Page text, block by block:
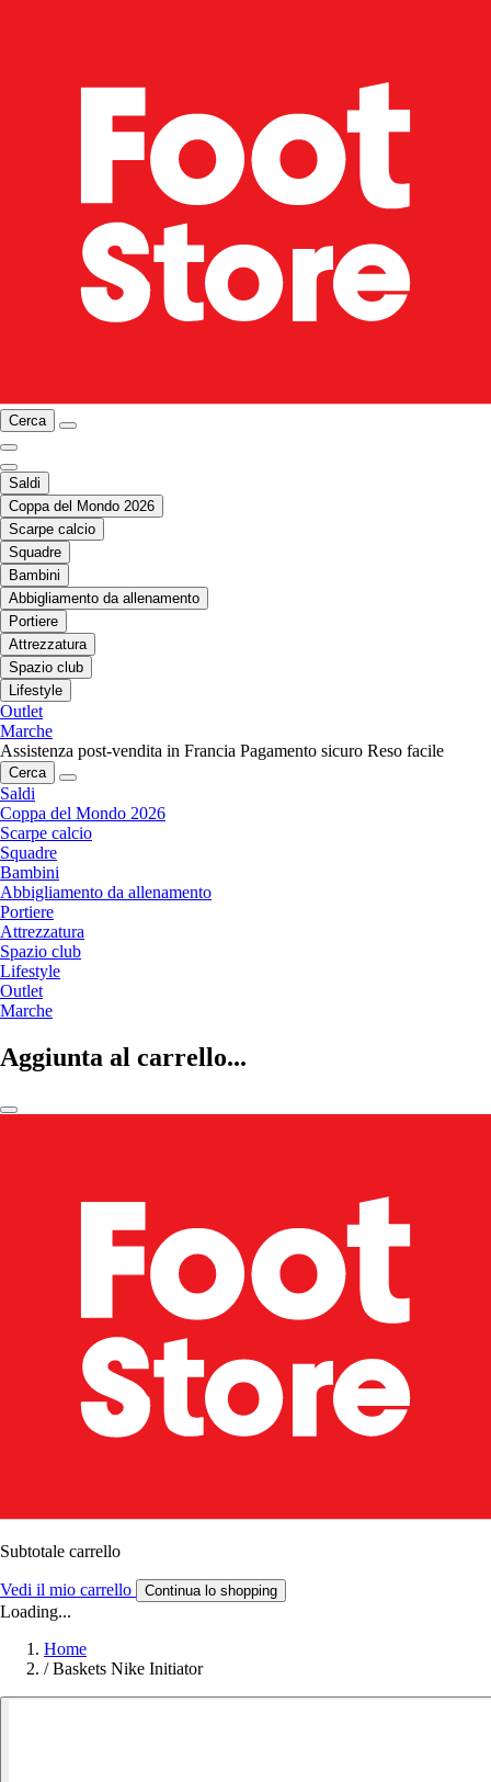
Cerca
Saldi
Coppa del Mondo 2026
Scarpe calcio
Squadre
Bambini
Abbigliamento da allenamento
Portiere
Attrezzatura
Spazio club
Lifestyle
Outlet
Marche
Assistenza post-vendita in Francia Pagamento sicuro Reso facile
Cerca
Saldi
Coppa del Mondo 2026
Scarpe calcio
Squadre
Bambini
Abbigliamento da allenamento
Portiere
Attrezzatura
Spazio club
Lifestyle
Outlet
Marche
Aggiunta al carrello...
Subtotale carrello
Vedi il mio carrello Continua lo shopping
Loading...
Home
/ Baskets Nike Initiator